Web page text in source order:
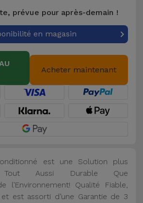
prévue pour après-demain !
en magasin
Acheter maintenant
est une Solution plus
Tout Aussi Durable Que
l’Environnement! Qualité Fiable,
est assorti d’une Garantie de 3